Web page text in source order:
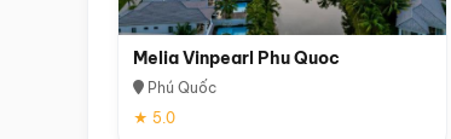
Melia Vinpearl Phu Quoc
Phú Quốc
★ 5.0